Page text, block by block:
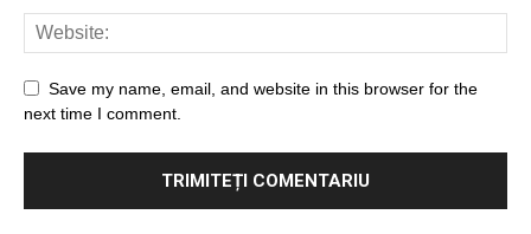
Save my name, email, and website in this browser for the
next time I comment.